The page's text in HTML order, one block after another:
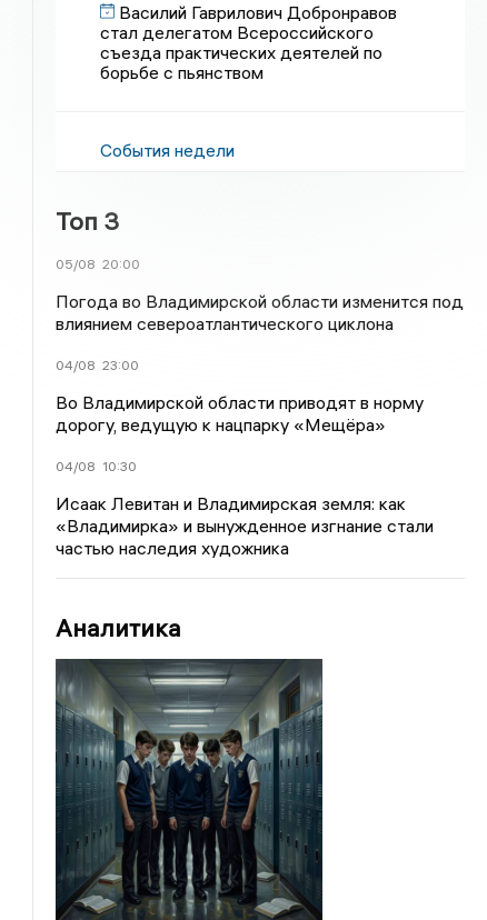
Василий Гаврилович Добронравов
стал делегатом Всероссийского
съезда практических деятелей по
борьбе с пьянством
События недели
Топ 3
05/08 20:00
Погода во Владимирской области изменится под
влиянием североатлантического циклона
04/08 23:00
Во Владимирской области приводят в норму
дорогу, ведущую к нацпарку «Мещёра»
04/08 10:30
Исаак Левитан и Владимирская земля: как
«Владимирка» и вынужденное изгнание стали
частью наследия художника
Аналитика